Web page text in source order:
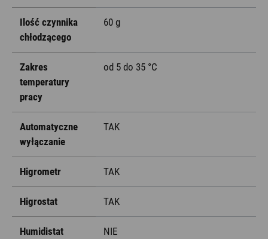
Ilość czynnika
chłodzącego
60 g
Zakres
temperatury
pracy
od 5 do 35 °C
Automatyczne
wyłączanie
TAK
Higrometr TAK
Higrostat TAK
Humidistat NIE